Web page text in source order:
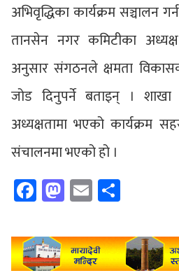
अभिवृद्धिका कार्यक्रम सञ्चालन
तानसेन नगर कमिटीका
अनुसार संगठनले क्षमता
जोड दिनुपर्ने बताइन् ।
अध्यक्षतामा भएको कार्यक्रम
संचालनमा भएको हो ।
Facebook
Mastodon
Email